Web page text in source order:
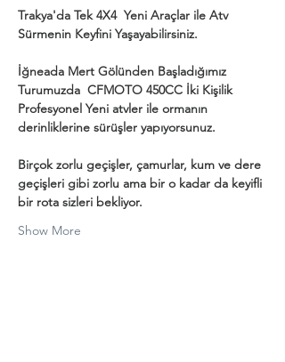
Trakya'da Tek 4X4  Yeni Araçlar ile Atv
Sürmenin Keyfini Yaşayabilirsiniz.
İğneada Mert Gölünden Başladığımız
Turumuzda  CFMOTO 450CC İki Kişilik
Profesyonel Yeni atvler ile ormanın
derinliklerine sürüşler yapıyorsunuz.
Birçok zorlu geçişler, çamurlar, kum ve dere
geçişleri gibi zorlu ama bir o kadar da keyifli
bir rota sizleri bekliyor.
Show More